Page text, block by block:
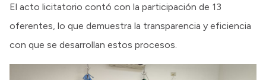
El acto licitatorio contó con la participación de 13
oferentes, lo que demuestra la transparencia y eficiencia
con que se desarrollan estos procesos.